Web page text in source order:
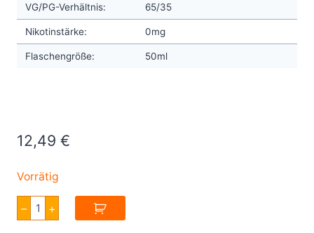
VG/PG-Verhältnis: 65/35
Nikotinstärke: 0mg
Flaschengröße: 50ml
12,49 €
Vorrätig
–
Twelve
Monkeys
Ice
+